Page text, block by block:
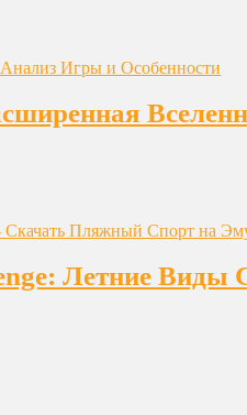
Летние Виды